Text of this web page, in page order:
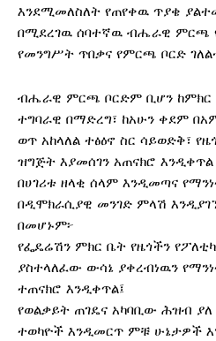
እንደሚመለስለት የጠየቀዉ ጥያቄ
በሚደረገዉ ሰባተኛዉ ብሔራዊ ምርጫ
የመንግሥት ጥበቃና የምርጫ ቦርድ
ብሔራዊ ምርጫ ቦርድም ቢሆን ከምክር
ተግባራዊ በማድረግ፣ ከአሁን ቀደም
ወጥ አከላለል ተፅዕኖ ስር ሳይወድቅ፣
ዝግጅት እያመሰገን አጠናክሮ እንዲቀጥል
በሀገሪቱ ዘላቂ ሰላም እንዲመጣና
በዲሞክራሲያዊ መንገድ ምላሽ
በመሆኑም፦
የፌዴሬሽን ምክር ቤት የዜጎችን
ያስተላለፈው ውሳኔ ያቀረብነዉን
ተጠናክሮ እንዲቀጥል፤
የወልቃይት ጠገዴና አካባቢው ሕዝብ
ተወካዮች እንዲመርጥ ምቹ ሁኔታዎች